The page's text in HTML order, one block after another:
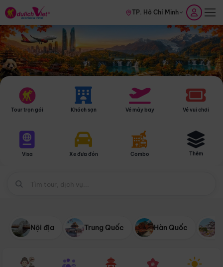
TP. Hồ Chí Minh
Tour trọn gói Khách sạn Vé máy bay Vé vui chơi
Visa Xe đưa đón Combo Thêm
Nội địa Trung Quốc Hàn Quốc